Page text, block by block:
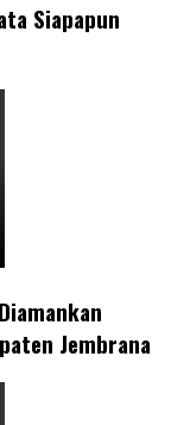
Siapapun
Jembrana